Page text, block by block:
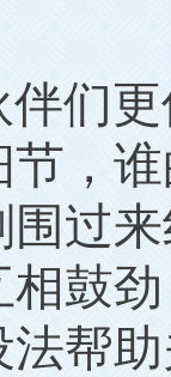
们
，
过
鼓
法帮